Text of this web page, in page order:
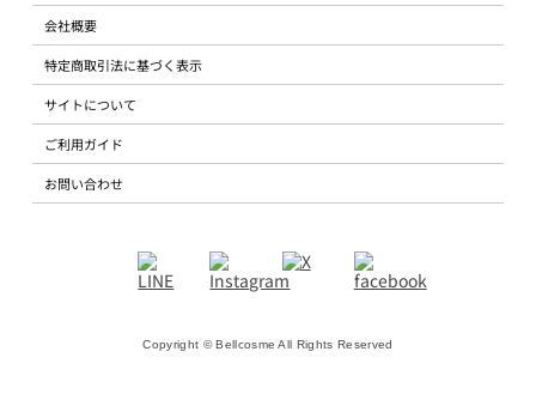
会社概要
特定商取引法に基づく表示
サイトについて
ご利用ガイド
お問い合わせ
Copyright © Bellcosme All Rights Reserved